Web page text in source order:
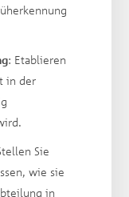
: Etablieren
in der
Sie
wie sie
in